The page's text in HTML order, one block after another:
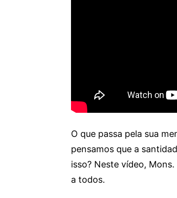
O que passa pela sua
pensamos que a
isso? Neste vídeo,
a todos.